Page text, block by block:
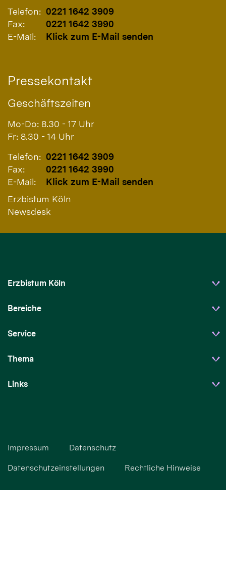
Telefon: 0221 1642 3909
Fax:
0221 1642 3990
E-Mail:
Klick zum E-Mail senden
Pressekontakt
Geschäftszeiten
Mo-Do: 8.30 - 17 Uhr
Fr: 8.30 - 14 Uhr
Telefon: 0221 1642 3909
Fax:
0221 1642 3990
E-Mail:
Klick zum E-Mail senden
Erzbistum Köln
Newsdesk
Erzbistum Köln
Bereiche
Service
Thema
Links
Impressum Datenschutz
Datenschutzeinstellungen Rechtliche Hinweise